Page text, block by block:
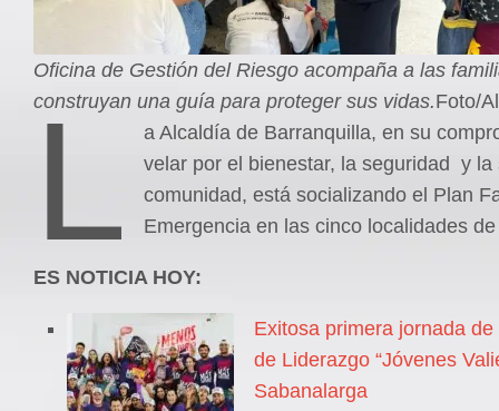
Oficina de Gestión del Riesgo acompaña a las
construyan una guía para proteger sus vidas.Foto/
L
a Alcaldía de Barranquilla, en su
velar por el bienestar, la seguridad y la
comunidad, está socializando el Plan
Emergencia en las cinco localidades
ES NOTICIA HOY:
Exitosa primera jornada
de Liderazgo “Jóvenes
Sabanalarga